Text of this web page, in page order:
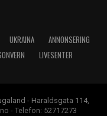
UKRAINA
ANNONSERING
LIVESENTER
- Haraldsgata 114,
- Telefon: 52717273